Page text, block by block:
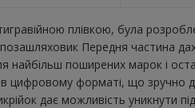
плівкою, була
позашляховик Передня частина
поширених марок і
форматі, що зручно
дає можливість уникнути